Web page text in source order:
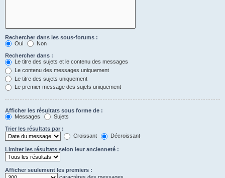
Rechercher dans les sous-forums :
Oui
Non
Rechercher dans :
Le titre des sujets et le contenu des messages
Le contenu des messages uniquement
Le titre des sujets uniquement
Le premier message des sujets uniquement
Afficher les résultats sous forme de :
Messages
Sujets
Trier les résultats par :
Croissant
Décroissant
Limiter les résultats selon leur ancienneté :
Afficher seulement les premiers :